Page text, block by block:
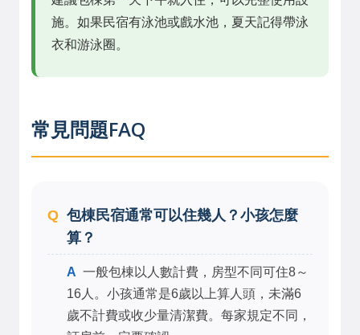
施。如果民宿有泳池或戲水池，夏天記得帶泳
衣和游泳圈。
常見問題FAQ
包棟民宿通常可以住幾人？小孩怎麼
算？
一般包棟以人數計費，房型不同可住8～
16人。小孩通常是6歲以上算人頭，未滿6
歲不計費或收少量清潔費。每家規定不同，